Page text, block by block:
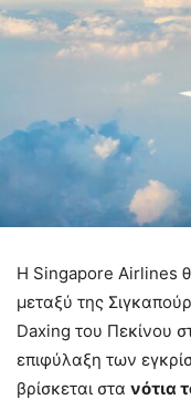
Η Singapore Airlines
μεταξύ της
Daxing του Πεκίνου
επιφύλαξη των
βρίσκεται στα νότια